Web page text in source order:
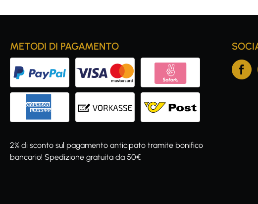
METODI DI PAGAMENTO
2% di sconto sul pagamento anticipato tramite bonifico
bancario! Spedizione gratuita da 50€